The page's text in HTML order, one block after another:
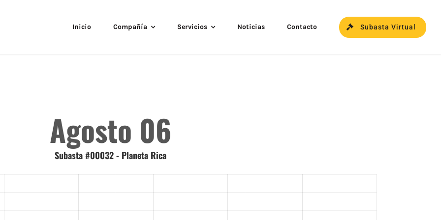
Inicio Compañía Servicios Noticias Contacto Subasta Virtual
Agosto 06
Subasta #00032 - Planeta Rica